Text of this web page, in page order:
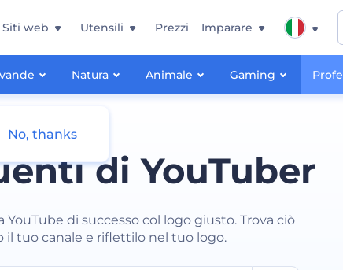
Natura Animale Gaming
Siti web Utensili Prezzi Imparare
di YouTuber
YouTube di successo col logo giusto. Trova ciò
il tuo canale e riflettilo nel tuo logo.
No, thanks